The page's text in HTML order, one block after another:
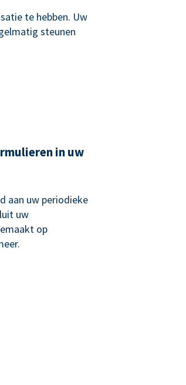
te hebben. Uw
steunen
in uw
aan uw periodieke
uw
op